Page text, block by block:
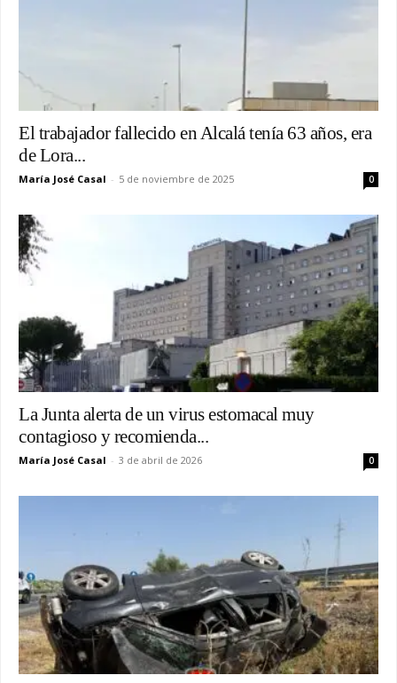
El trabajador fallecido en Alcalá tenía 63 años, era
de Lora...
María José Casal - 5 de noviembre de 2025 0
La Junta alerta de un virus estomacal muy
contagioso y recomienda...
María José Casal - 3 de abril de 2026 0